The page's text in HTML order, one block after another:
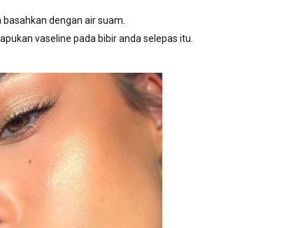
dengan air suam.
vaseline pada bibir anda selepas itu.